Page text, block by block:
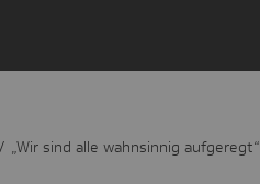
„Wir sind alle wahnsinnig aufgeregt“